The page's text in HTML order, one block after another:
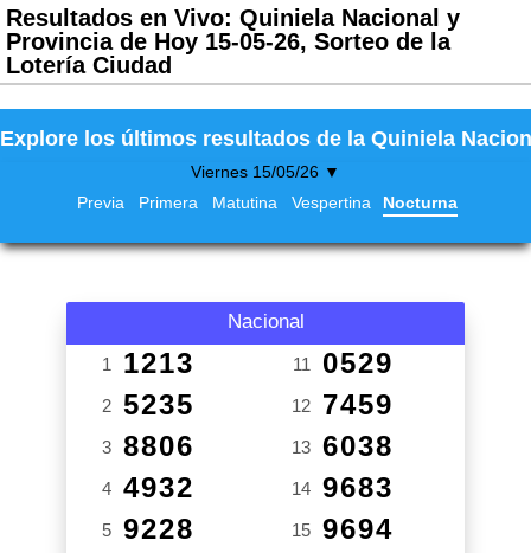
Resultados en Vivo: Quiniela Nacional y
Provincia de Hoy 15-05-26, Sorteo de la
Lotería Ciudad
Explore los últimos resultados de la Quiniela
Viernes 15/05/26 ▼
Previa
Primera Matutina Vespertina Nocturna
Nacional
1 1213
2 5235
3 8806
4 4932
5 9228
11 0529
12 7459
13 6038
14 9683
15 9694